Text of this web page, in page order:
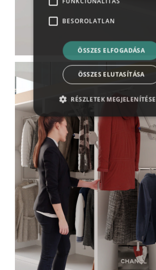
BESOROLATLAN
ÖSSZES ELFOGADÁSA
ÖSSZES ELUTASÍTÁSA
RÉSZLETEK MEGJELENÍTÉSE